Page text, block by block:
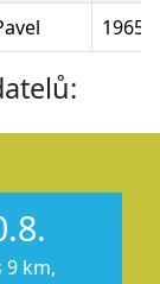
1965
9 km,